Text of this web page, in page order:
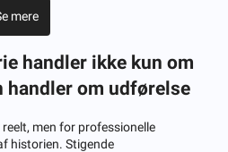
mere
handler ikke kun om
handler om udførelse
men for professionelle
historien. Stigende